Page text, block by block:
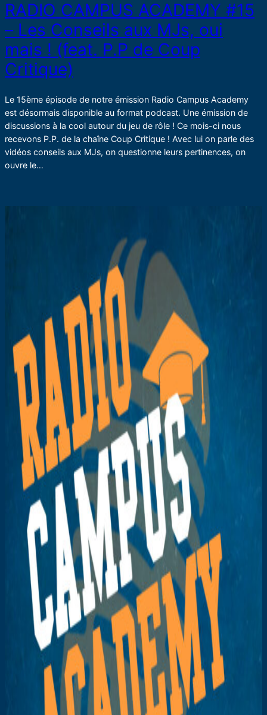
RADIO CAMPUS ACADEMY #15
– Les Conseils aux MJs, oui
mais ! (feat. P.P de Coup
Critique)
Le 15ème épisode de notre émission Radio Campus Academy
est désormais disponible au format podcast. Une émission de
discussions à la cool autour du jeu de rôle ! Ce mois-ci nous
recevons P.P. de la chaîne Coup Critique ! Avec lui on parle des
vidéos conseils aux MJs, on questionne leurs pertinences, on
ouvre le…